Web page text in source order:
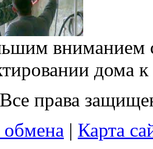
вниманием
дома
права
обмена | Карта